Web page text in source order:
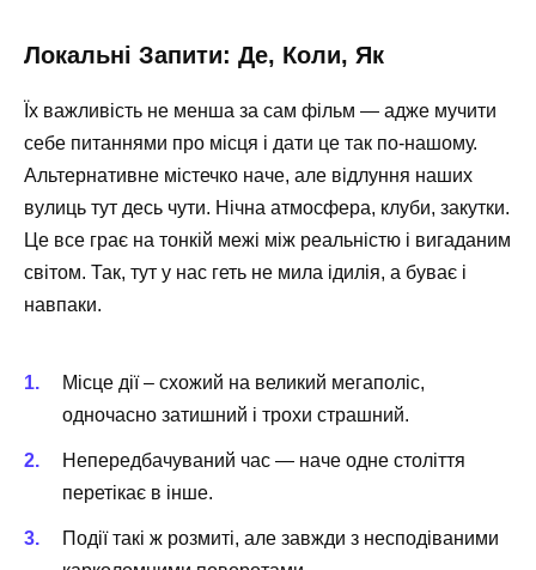
Локальні Запити: Де, Коли, Як
Їх важливість не менша за сам фільм — адже мучити
себе питаннями про місця і дати це так по-нашому.
Альтернативне містечко наче, але відлуння наших
вулиць тут десь чути. Нічна атмосфера, клуби, закутки.
Це все грає на тонкій межі між реальністю і вигаданим
світом. Так, тут у нас геть не мила ідилія, а буває і
навпаки.
Місце дії – схожий на великий мегаполіс,
одночасно затишний і трохи страшний.
Непередбачуваний час — наче одне століття
перетікає в інше.
Події такі ж розмиті, але завжди з несподіваними